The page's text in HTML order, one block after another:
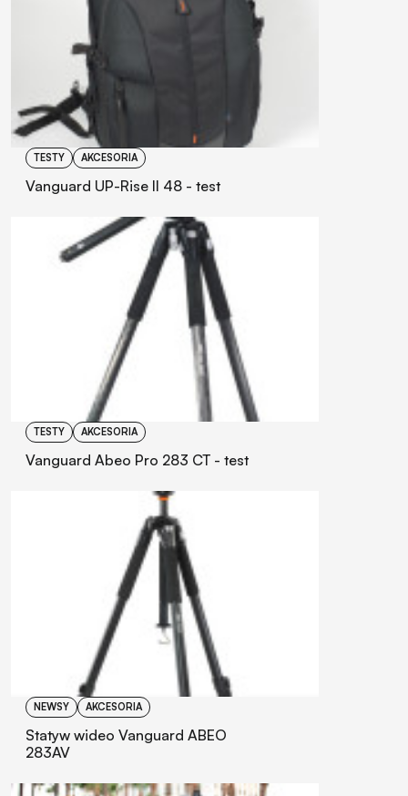
TESTY AKCESORIA
Vanguard UP-Rise II 48 - test
TESTY AKCESORIA
Vanguard Abeo Pro 283 CT - test
NEWSY AKCESORIA
Statyw wideo Vanguard ABEO
283AV